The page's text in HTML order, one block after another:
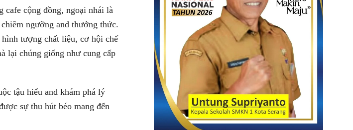
cafe cộng đồng, ngoại nhái là
ngưỡng and thưởng thức.
tượng chất liệu, cơ hội chế
lại chúng giống như cung cấp
tậu hiểu and khám phá lý
sự thu hút béo mang đến